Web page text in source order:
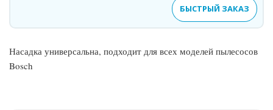
БЫСТРЫЙ ЗАКАЗ
Насадка универсальна, подходит для всех моделей пылесосов
Bosch